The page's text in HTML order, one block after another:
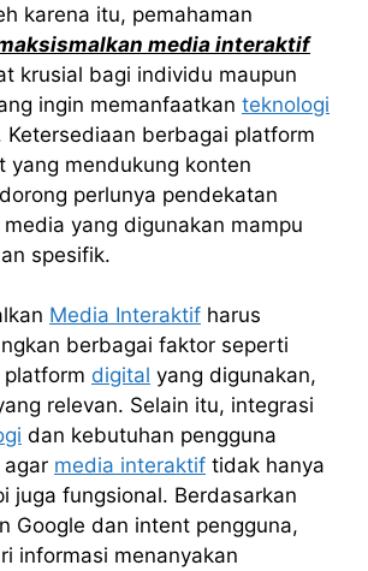
karena itu, pemahaman
media interaktif
krusial bagi individu maupun
ingin memanfaatkan teknologi
Ketersediaan berbagai platform
yang mendukung konten
perlunya pendekatan
yang digunakan mampu
spesifik.
Media Interaktif harus
berbagai faktor seperti
platform digital yang digunakan,
relevan. Selain itu, integrasi
dan kebutuhan pengguna
agar media interaktif tidak hanya
juga fungsional. Berdasarkan
Google dan intent pengguna,
informasi menanyakan